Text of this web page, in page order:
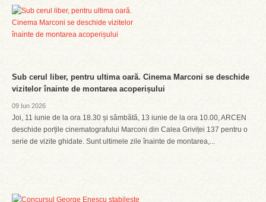
Sub cerul liber, pentru ultima oară. Cinema Marconi se deschide
vizitelor înainte de montarea acoperișului
09 Iun 2026
Joi, 11 iunie de la ora 18.30 și sâmbătă, 13 iunie de la ora 10.00, ARCEN
deschide porțile cinematografului Marconi din Calea Griviței 137 pentru o
serie de vizite ghidate. Sunt ultimele zile înainte de montarea,...